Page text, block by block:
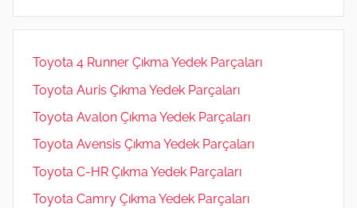
m
Toyota 4 Runner Çıkma Yedek Parçaları
Toyota Auris Çıkma Yedek Parçaları
Toyota Avalon Çıkma Yedek Parçaları
Toyota Avensis Çıkma Yedek Parçaları
Toyota C-HR Çıkma Yedek Parçaları
Toyota Camry Çıkma Yedek Parçaları